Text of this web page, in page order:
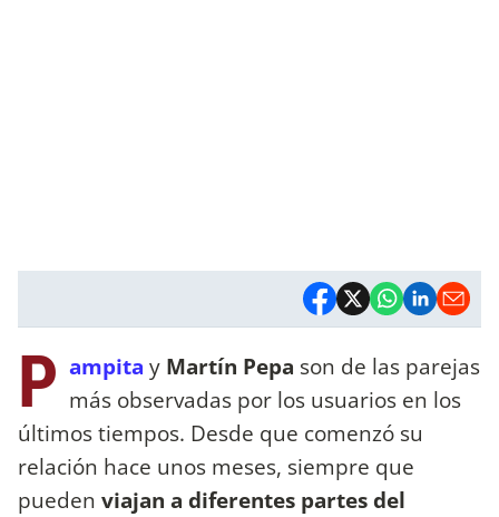
P ampita y Martín Pepa son de las parejas
más observadas por los usuarios en los
últimos tiempos. Desde que comenzó su
relación hace unos meses, siempre que
pueden viajan a diferentes partes del